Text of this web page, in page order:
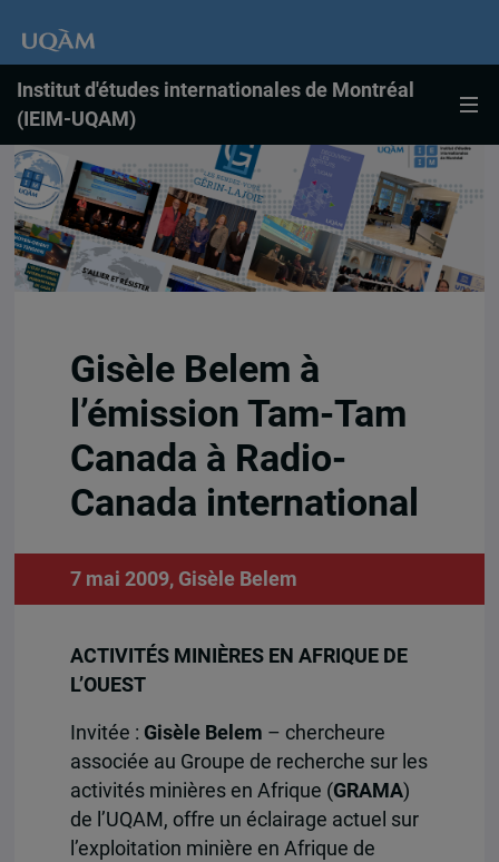
Institut d'études internationales de Montréal
(IEIM-UQAM)
Gisèle Belem à
l’émission Tam-Tam
Canada à Radio-
Canada international
7 mai 2009, Gisèle Belem
ACTIVITÉS MINIÈRES EN AFRIQUE DE
L’OUEST
Invitée : Gisèle Belem – chercheure
associée au Groupe de recherche sur les
activités minières en Afrique (GRAMA)
de l’UQAM, offre un éclairage actuel sur
l’exploitation minière en Afrique de